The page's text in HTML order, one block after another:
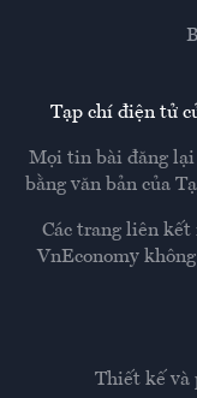
Thiết kế và
Tạp chí điện tử
Mọi tin bài đăng lại
bằng văn bản của
Các trang liên kết
VnEconomy